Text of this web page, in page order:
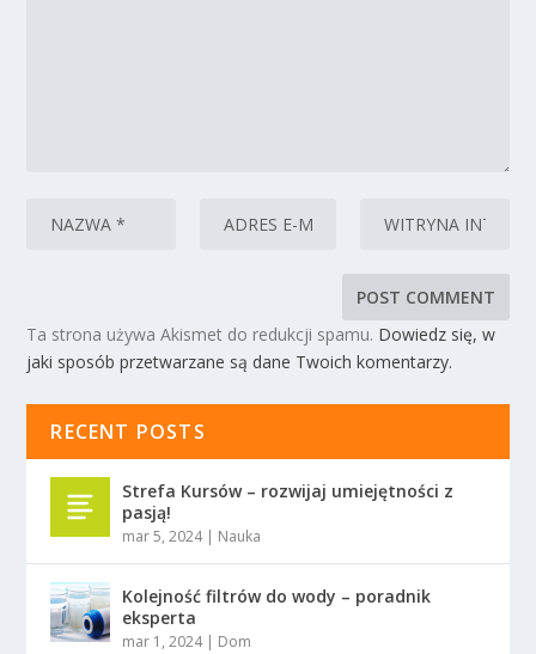
Ta strona używa Akismet do redukcji spamu. Dowiedz się, w
jaki sposób przetwarzane są dane Twoich komentarzy.
RECENT POSTS
Strefa Kursów – rozwijaj umiejętności z
pasją!
mar 5, 2024| Nauka
Kolejność filtrów do wody – poradnik
eksperta
mar 1, 2024| Dom